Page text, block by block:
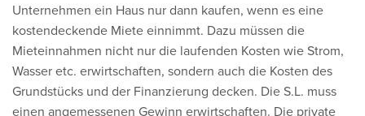
Unternehmen ein Haus nur dann kaufen, wenn es eine
kostendeckende Miete einnimmt. Dazu müssen die
Mieteinnahmen nicht nur die laufenden Kosten wie Strom,
Wasser etc. erwirtschaften, sondern auch die Kosten des
Grundstücks und der Finanzierung decken. Die S.L. muss
einen angemessenen Gewinn erwirtschaften. Die private